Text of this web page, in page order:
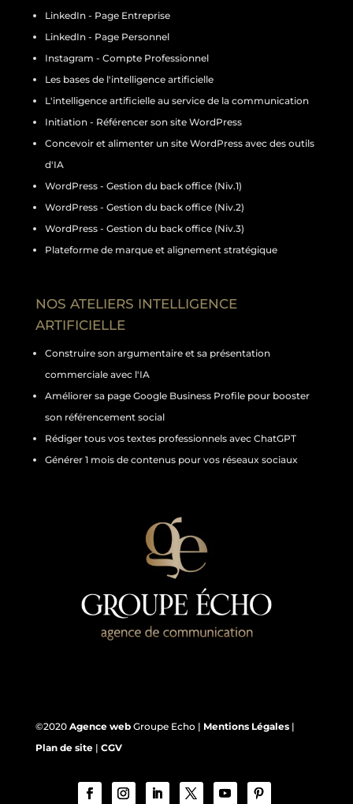
LinkedIn - Page Entreprise
LinkedIn - Page Personnel
Instagram - Compte Professionnel
Les bases de l'intelligence artificielle
L'intelligence artificielle au service de la communication
Initiation - Référencer son site WordPress
Concevoir et alimenter un site WordPress avec des outils
d'IA
WordPress - Gestion du back office (Niv.1)
WordPress - Gestion du back office (Niv.2)
WordPress - Gestion du back office (Niv.3)
Plateforme de marque et alignement stratégique
NOS ATELIERS INTELLIGENCE
ARTIFICIELLE
Construire son argumentaire et sa présentation
commerciale avec l'IA
Améliorer sa page Google Business Profile pour booster
son référencement social
Rédiger tous vos textes professionnels avec ChatGPT
Générer 1 mois de contenus pour vos réseaux sociaux
©2020 Agence web Groupe Echo | Mentions Légales|
Plan de site| CGV